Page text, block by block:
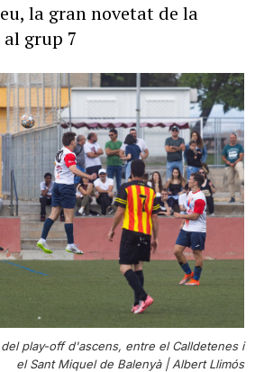
la gran novetat de la
grup 7
play-off d'ascens, entre el Calldetenes i
el Sant Miquel de Balenyà |Albert Llimós